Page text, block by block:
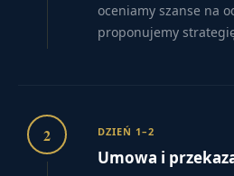
oceniamy szanse na
proponujemy
2 DZIEŃ 1–2
Umowa i